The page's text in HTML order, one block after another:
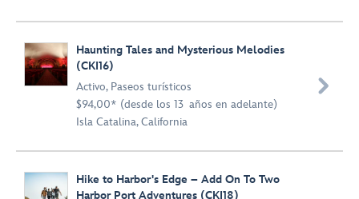
Haunting Tales and Mysterious Melodies
(CKI16)
Activo, Paseos turísticos
$94,00* (desde los 13 años en adelante)
Isla Catalina, California

Hike to Harbor's Edge – Add On To Two
Harbor Port Adventures (CKI18)